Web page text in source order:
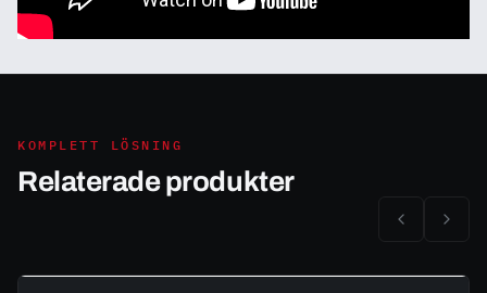
KOMPLETT LÖSNING
Relaterade produkter